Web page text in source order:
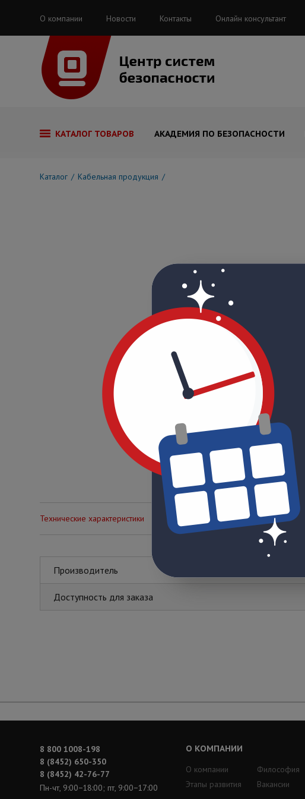
О компании Новости Контакты Онлайн консультант
КАТАЛОГ ТОВАРОВ АКАДЕМИЯ ПО БЕЗОПАСНОСТИ
Каталог Кабельная продукция
Технические характеристики
Производитель
Доступность для заказа
8 800 1008-198
8 (8452) 650-350
8 (8452) 42-76-77
Пн-чт, 9:00−18:00; пт, 9:00−17:00
О КОМПАНИИ
О компании
Этапы развития
Философия
Вакансии